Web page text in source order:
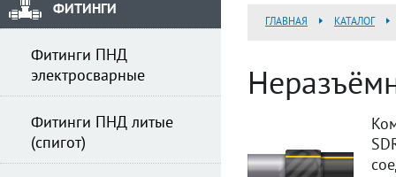
ГЛАВНАЯ КАТАЛОГ
ФИТИНГИ
Фитинги ПНД
электросварные
Фитинги ПНД литые
(спигот)